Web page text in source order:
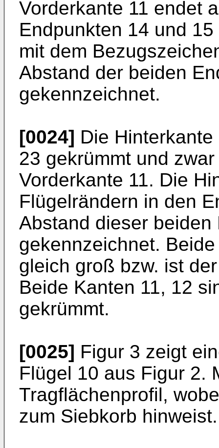
Vorderkante 11 endet
Endpunkten 14 und
mit dem
Abstand der beiden
gekennzeichnet.
[0024] Die
23 gekrümmt und
Vorderkante 11. Die
Flügelrändern in den
Abstand dieser
gekennzeichnet.
gleich groß bzw. ist
Beide Kanten 11, 12
gekrümmt.
[0025] Figur 3 zeigt
Flügel 10 aus Figur 2.
Tragflächenprofil,
zum Siebkorb hinweist.